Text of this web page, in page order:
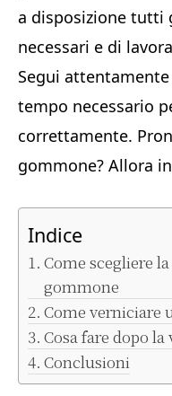
a disposizione tutti
necessari e di
Segui
tempo necessario
correttamente.
gommone? Allora
Indice
Come scegliere
gommone
Come verniciare
Cosa fare dopo
Conclusioni